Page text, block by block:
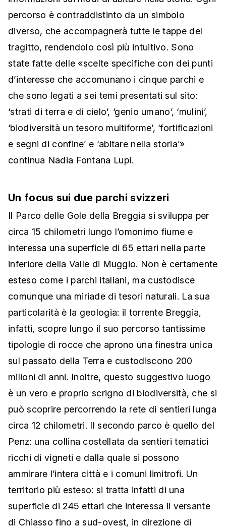
percorso è contraddistinto da un simbolo
diverso, che accompagnerà tutte le tappe del
tragitto, rendendolo così più intuitivo. Sono
state fatte delle «scelte specifiche con dei punti
d’interesse che accomunano i cinque parchi e
che sono legati a sei temi presentati sul sito:
‘strati di terra e di cielo’, ‘genio umano’, ‘mulini’,
‘biodiversità un tesoro multiforme’, ‘fortificazioni
e segni di confine’ e ‘abitare nella storia’»
continua Nadia Fontana Lupi.
Un focus sui due parchi svizzeri
Il Parco delle Gole della Breggia si sviluppa per
circa 15 chilometri lungo l’omonimo fiume e
interessa una superficie di 65 ettari nella parte
inferiore della Valle di Muggio. Non è certamente
esteso come i parchi italiani, ma custodisce
comunque una miriade di tesori naturali. La sua
particolarità è la geologia: il torrente Breggia,
infatti, scopre lungo il suo percorso tantissime
tipologie di rocce che aprono una finestra unica
sul passato della Terra e custodiscono 200
milioni di anni. Inoltre, questo suggestivo luogo
è un vero e proprio scrigno di biodiversità, che si
può scoprire percorrendo la rete di sentieri lunga
circa 12 chilometri. Il secondo parco è quello del
Penz: una collina costellata da sentieri tematici
ricchi di vigneti e dalla quale si possono
ammirare l’intera città e i comuni limitrofi. Un
territorio più esteso: si tratta infatti di una
superficie di 245 ettari che interessa il versante
di Chiasso fino a sud-ovest, in direzione di